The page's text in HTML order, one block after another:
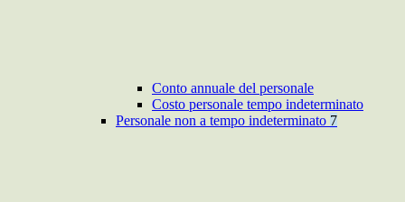
Conto annuale del personale
Costo personale tempo indeterminato
Personale non a tempo indeterminato 7